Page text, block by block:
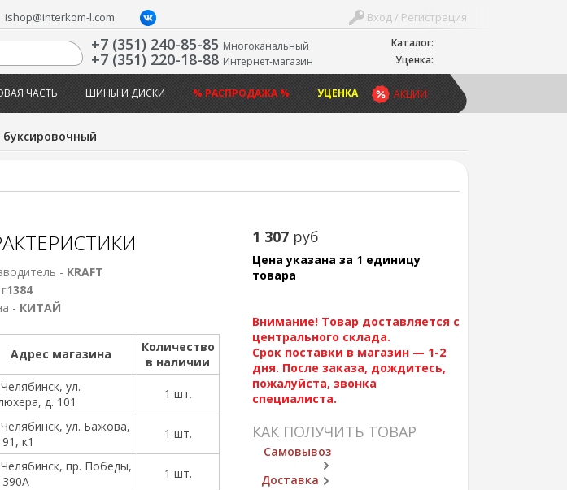
Каталог:
Уценка:
Вход / Регистрация
ishop@interkom-l.com
+7 (351) 240-85-85 Многоканальный
+7 (351) 220-18-88 Интернет-магазин
АКЦИИ
ЧАСТЬ ШИНЫ И ДИСКИ % РАСПРОДАЖА % УЦЕНКА
буксировочный
1 307 руб
Цена указана за 1 единицу
товара
Внимание! Товар доставляется с
центрального склада.
Срок поставки в магазин — 1-2
дня. После заказа, дождитесь,
пожалуйста, звонка
специалиста.
КАК ПОЛУЧИТЬ ТОВАР
Самовывоз
Доставка
- KRAFT
г1384
- КИТАЙ
Адрес магазина
Количество
в наличии
ул.
д. 101
1 шт.
Челябинск, ул. Бажова,
к1
1 шт.
Челябинск, пр. Победы,
390А
1 шт.